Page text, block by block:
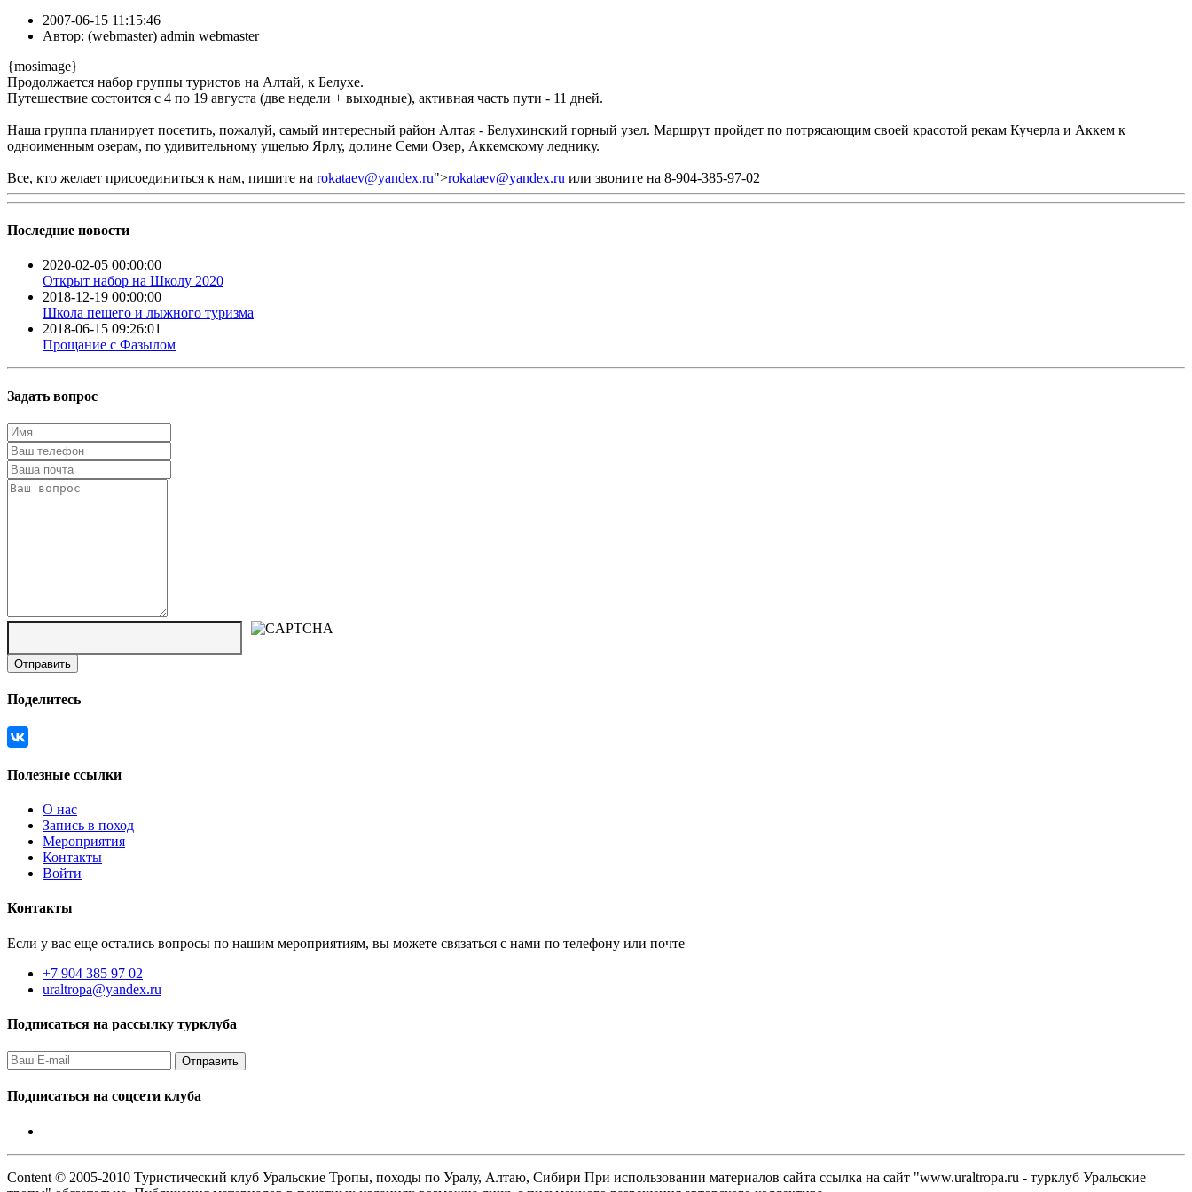
2007-06-15 11:15:46
Автор: ( webmaster) admin webmaster
{mosimage}
Продолжается набор группы туристов на Алтай, к Белухе.
Путешествие состоится с 4 по 19 августа (две недели + выходные), активная часть пути - 11 дней.
Наша группа планирует посетить, пожалуй, самый интересный район Алтая - Белухинский горный узел. Маршрут пройдет по потрясающим своей красотой рекам Кучерла и Аккем к
одноименным озерам, по удивительному ущелью Ярлу, долине Семи Озер, Аккемскому леднику.
Все, кто желает присоединиться к нам, пишите на rokataev@yandex.ru">rokataev@yandex.ru или звоните на 8-904-385-97-02
Последние новости
2020-02-05 00:00:00
Открыт набор на Школу 2020
2018-12-19 00:00:00
Школа пешего и лыжного туризма
2018-06-15 09:26:01
Прощание с Фазылом
Задать вопрос
Поделитесь
Полезные ссылки
О нас
Запись в поход
Мероприятия
Контакты
Войти
Контакты
Если у вас еще остались вопросы по нашим мероприятиям, вы можете связаться с нами по телефону или почте
+7 904 385 97 02
uraltropa@yandex.ru
Подписаться на рассылку турклуба
Подписаться на соцсети клуба
Content © 2005-2010 Туристический клуб Уральские Тропы, походы по Уралу, Алтаю, Сибири При использовании материалов сайта ссылка на сайт "www.uraltropa.ru - турклуб Уральские